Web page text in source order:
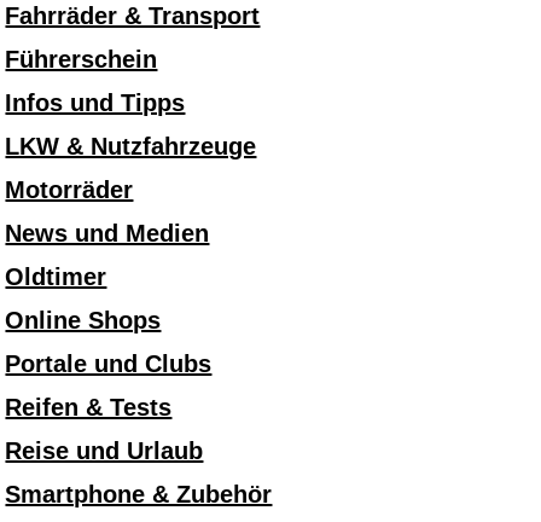
Fahrräder & Transport
Führerschein
Infos und Tipps
LKW & Nutzfahrzeuge
Motorräder
News und Medien
Oldtimer
Online Shops
Portale und Clubs
Reifen & Tests
Reise und Urlaub
Smartphone & Zubehör